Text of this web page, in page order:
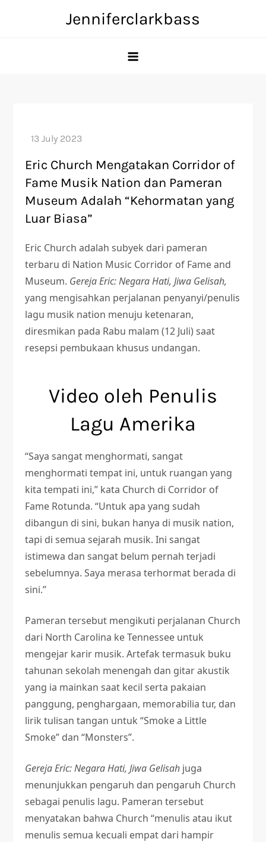
Jenniferclarkbass
Eric Church Mengatakan Corridor of
Fame Musik Nation dan Pameran
Museum Adalah “Kehormatan yang
Luar Biasa”
Eric Church adalah subyek dari pameran
terbaru di Nation Music Corridor of Fame and
Museum. Gereja Eric: Negara Hati, Jiwa Gelisah,
yang mengisahkan perjalanan penyanyi/penulis
lagu musik nation menuju ketenaran,
diresmikan pada Rabu malam (12 Juli) saat
resepsi pembukaan khusus undangan.
Video oleh Penulis
Lagu Amerika
“Saya sangat menghormati, sangat
menghormati tempat ini, untuk ruangan yang
kita tempati ini,” kata Church di Corridor of
Fame Rotunda. “Untuk apa yang sudah
dibangun di sini, bukan hanya di musik nation,
tapi di semua sejarah musik. Ini sangat
istimewa dan sangat belum pernah terjadi
sebelumnya. Saya merasa terhormat berada di
sini.”
Pameran tersebut mengikuti perjalanan Church
dari North Carolina ke Tennessee untuk
mengejar karir musik. Artefak termasuk buku
tahunan sekolah menengah dan gitar akustik
yang ia mainkan saat kecil serta pakaian
panggung, penghargaan, memorabilia tur, dan
lirik tulisan tangan untuk “Smoke a Little
Smoke” dan “Monsters”.
Gereja Eric: Negara Hati, Jiwa Gelisah juga
menunjukkan pengaruh dan pengaruh Church
sebagai penulis lagu. Pameran tersebut
menyatakan bahwa Church “menulis atau ikut
menulis semua kecuali empat dari hampir